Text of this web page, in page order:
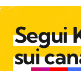
Segui
sui